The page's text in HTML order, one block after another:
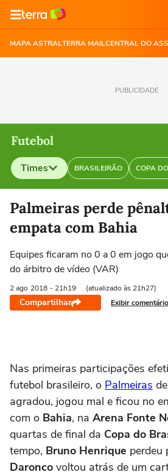
MAPA ASTRALTERRA MAILCENTRAL DO
PUBLICIDADE
Futebol
Times BRASILEIRÃO COPA
Selecione o time para ver as notícias
Palmeiras perde
empata com Bahia
Equipes ficaram no 0 a 0 em jogo
do árbitro de vídeo (VAR)
2 ago 2018 - 21h19 (atualizado às 21h27)
Compartilhar Exibir
Nas primeiras participações
futebol brasileiro, o Palmeiras de
agradou, jogou mal e ficou no
com o Bahia, na Arena Fonte
quartas de final da Copa do
tempo, Bruno Henrique perdeu
Daronco voltou atrás de um